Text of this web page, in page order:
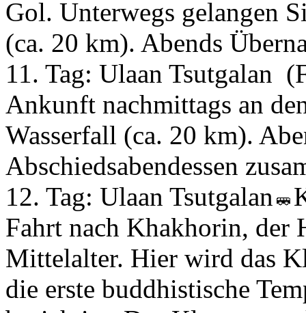
Gol. Unterwegs gelangen
(ca. 20 km). Abends
11. Tag: Ulaan Tsutgalan
Ankunft nachmittags an
Wasserfall (ca. 20 km).
Abschiedsabendessen
12. Tag: Ulaan Tsutgalan
Fahrt nach Khakhorin, der
Mittelalter. Hier wird das
die erste buddhistische